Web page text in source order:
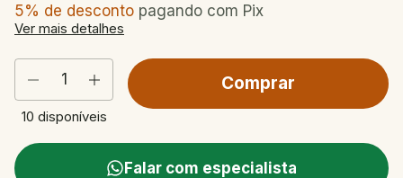
5% de desconto pagando com Pix
Ver mais detalhes
10 disponíveis
Falar com especialista